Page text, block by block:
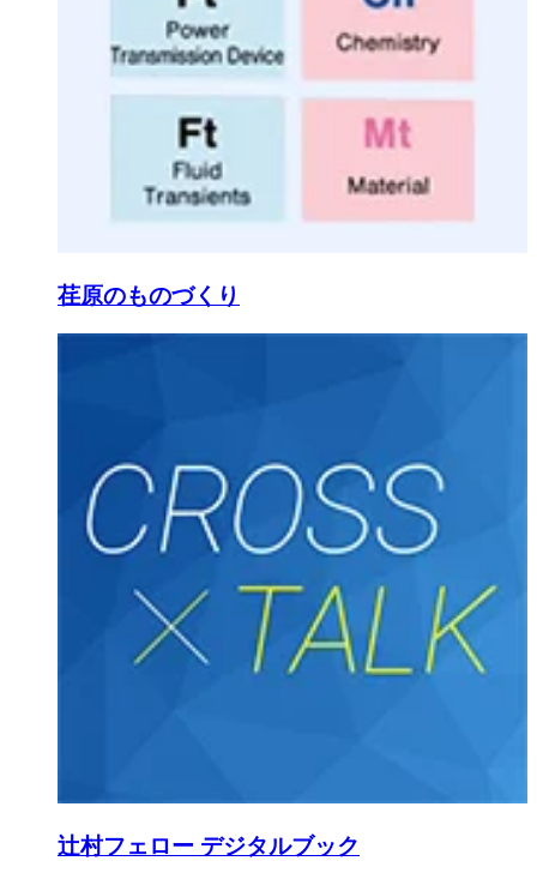
荏原のものづくり
辻村フェロー デジタルブック